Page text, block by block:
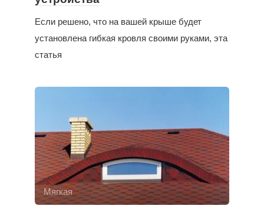
Если решено, что на вашей крыше будет
установлена гибкая кровля своими руками, эта
статья
Мягкая